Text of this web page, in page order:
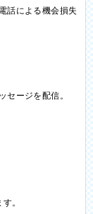
話による機会損失
セージを配信。
。